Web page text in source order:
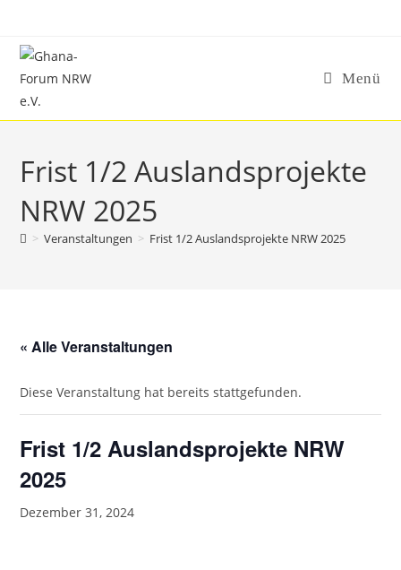
springen
Menü
Frist 1/2 Auslandsprojekte
NRW 2025
> Veranstaltungen > Frist 1/2 Auslandsprojekte NRW 2025
« Alle Veranstaltungen
Diese Veranstaltung hat bereits stattgefunden.
Frist 1/2 Auslandsprojekte NRW
2025
Dezember 31, 2024